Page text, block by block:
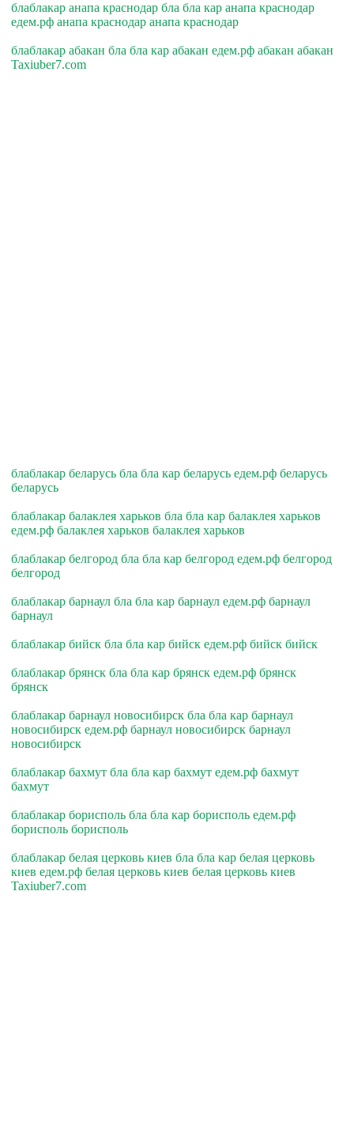
блаблакар анапа краснодар бла бла кар анапа краснодар
едем.рф анапа краснодар анапа краснодар
блаблакар абакан бла бла кар абакан едем.рф абакан абакан
Taxiuber7.com
блаблакар беларусь бла бла кар беларусь едем.рф беларусь
беларусь
блаблакар балаклея харьков бла бла кар балаклея харьков
едем.рф балаклея харьков балаклея харьков
блаблакар белгород бла бла кар белгород едем.рф белгород
белгород
блаблакар барнаул бла бла кар барнаул едем.рф барнаул
барнаул
блаблакар бийск бла бла кар бийск едем.рф бийск бийск
блаблакар брянск бла бла кар брянск едем.рф брянск
брянск
блаблакар барнаул новосибирск бла бла кар барнаул
новосибирск едем.рф барнаул новосибирск барнаул
новосибирск
блаблакар бахмут бла бла кар бахмут едем.рф бахмут
бахмут
блаблакар борисполь бла бла кар борисполь едем.рф
борисполь борисполь
блаблакар белая церковь киев бла бла кар белая церковь
киев едем.рф белая церковь киев белая церковь киев
Taxiuber7.com